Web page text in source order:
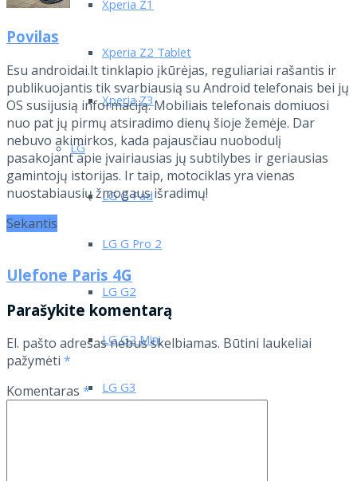
Xperia Z1
Xperia Z2 Tablet
Xperia Z3
LG
LG G Pad
LG G Pro 2
LG G2
LG G2 Mini
LG G3
Povilas
Esu androidai.lt tinklapio įkūrėjas, reguliariai rašantis ir
publikuojantis tik svarbiausią su Android telefonais bei jų
OS susijusią informaciją. Mobiliais telefonais domiuosi
nuo pat jų pirmų atsiradimo dienų šioje žemėje. Dar
nebuvo akimirkos, kada pajausčiau nuobodulį
pasakojant apie įvairiausias jų subtilybes ir geriausias
gamintojų istorijas. Ir taip, motociklas yra vienas
nuostabiausių žmogaus išradimų!
Sekantis
Ulefone Paris 4G
Parašykite komentarą
El. pašto adresas nebus skelbiamas. Būtini laukeliai
pažymėti *
Komentaras *